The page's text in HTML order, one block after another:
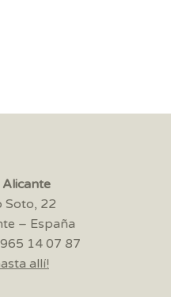
Soto, 22
– España
14 07 87
allí!